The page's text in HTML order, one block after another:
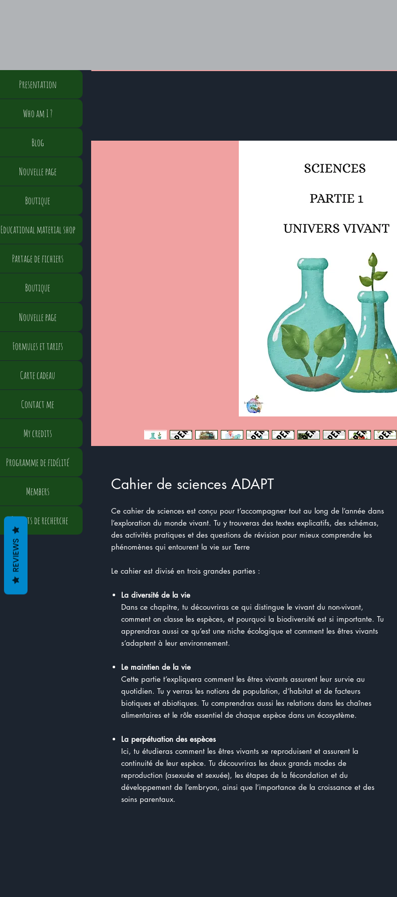
Cahier de sciences ADAPT
Ce cahier de sciences est conçu pour t’accompagner tout au long de l’année dans
l’exploration du monde vivant. Tu y trouveras des textes explicatifs, des schémas,
des activités pratiques et des questions de révision pour mieux comprendre les
phénomènes qui entourent la vie sur Terre
Le cahier est divisé en trois grandes parties :
La diversité de la vie
Dans ce chapitre, tu découvriras ce qui distingue le vivant du non-vivant,
comment on classe les espèces, et pourquoi la biodiversité est si importante. Tu
apprendras aussi ce qu’est une niche écologique et comment les êtres vivants
s’adaptent à leur environnement.
Le maintien de la vie
Cette partie t’expliquera comment les êtres vivants assurent leur survie au
quotidien. Tu y verras les notions de population, d’habitat et de facteurs
biotiques et abiotiques. Tu comprendras aussi les relations dans les chaînes
alimentaires et le rôle essentiel de chaque espèce dans un écosystème.
La perpétuation des espèces
Ici, tu étudieras comment les êtres vivants se reproduisent et assurent la
continuité de leur espèce. Tu découvriras les deux grands modes de
reproduction (asexuée et sexuée), les étapes de la fécondation et du
développement de l’embryon, ainsi que l’importance de la croissance et des
soins parentaux.
Presentation
Who am I ?
Blog
Nouvelle page
Boutique
Educational material shop
Partage de fichiers
Boutique
Nouvelle page
Formules et tarifs
Carte cadeau
Contact me
My credits
Programme de fidélité
Members
Résultats de recherche
REVIEWS